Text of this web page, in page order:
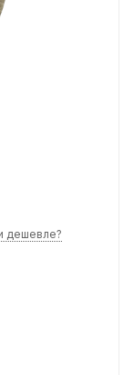
дешевле?